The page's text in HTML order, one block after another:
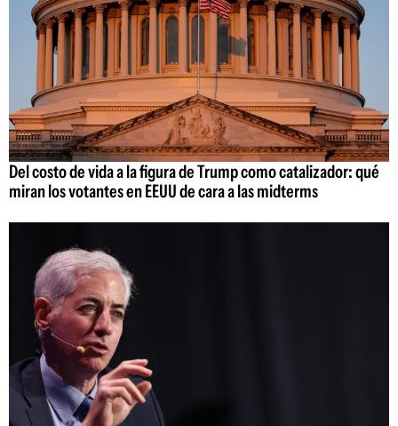
Del costo de vida a la figura de Trump como catalizador: qué
miran los votantes en EEUU de cara a las midterms